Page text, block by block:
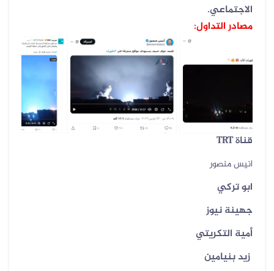
الاجتماعي.
مصادر التداول:
قناةTRT
انيس منصور
ابو تركي
جهينة نيوز
أمية التكريتي
زيد بنيامين